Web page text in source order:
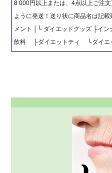
8 000円以上または、4点以上ご注
ように発送！送り状に商品名は記
メント │└ ダイエッドグッズ ├イ
飲料 ├ダイエットティ └ダイエ